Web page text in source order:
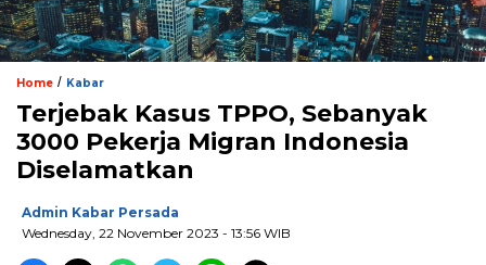
Home / Kabar
Terjebak Kasus TPPO, Sebanyak
3000 Pekerja Migran Indonesia
Diselamatkan
Admin Kabar Persada
Wednesday, 22 November 2023 - 13:56 WIB